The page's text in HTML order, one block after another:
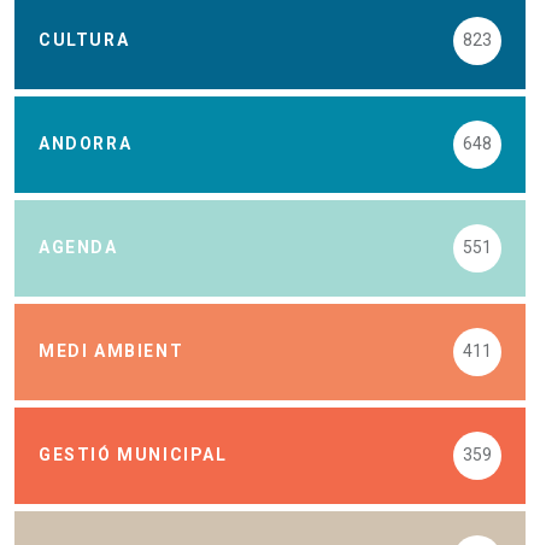
CULTURA 823
ANDORRA 648
AGENDA 551
MEDI AMBIENT 411
GESTIÓ MUNICIPAL 359